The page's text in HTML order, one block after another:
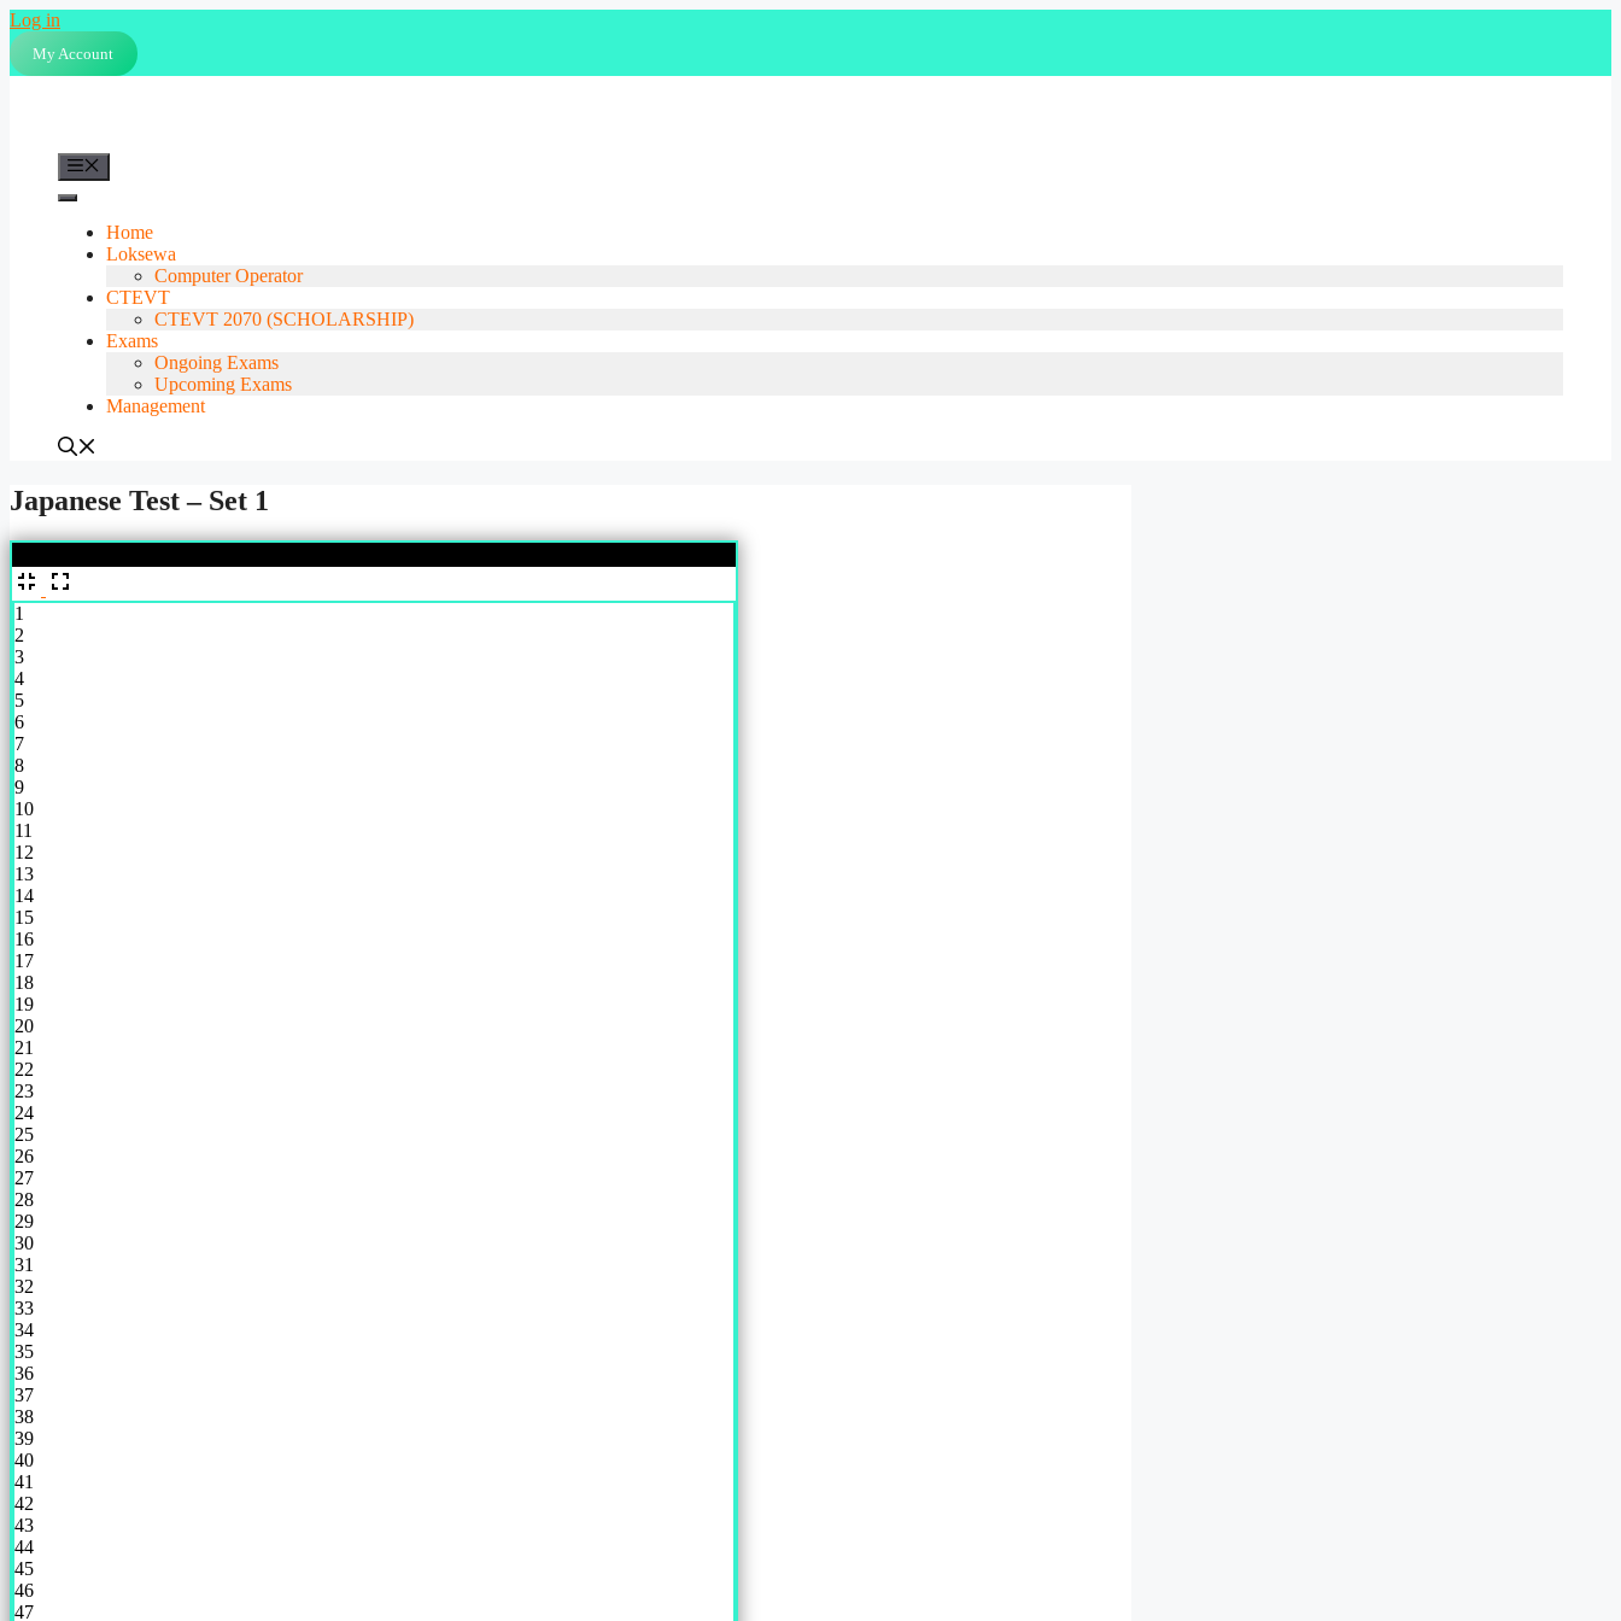
Skip
to
content
Log in
My Account
Home
Loksewa
Computer Operator
CTEVT
CTEVT 2070 (SCHOLARSHIP)
Exams
Ongoing Exams
Upcoming Exams
Management
Japanese Test – Set 1
1
2
3
4
5
6
7
8
9
10
11
12
13
14
15
16
17
18
19
20
21
22
23
24
25
26
27
28
29
30
31
32
33
34
35
36
37
38
39
40
41
42
43
44
45
46
47